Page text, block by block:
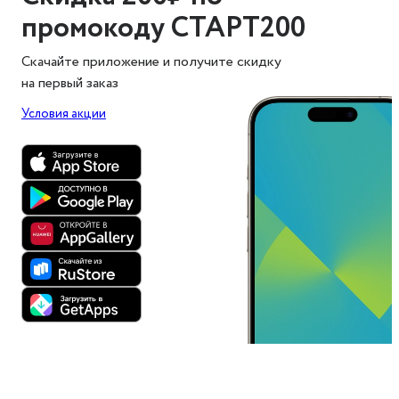
промокоду СТАРТ200
Скачайте приложение и получите скидку
на первый заказ
Условия акции